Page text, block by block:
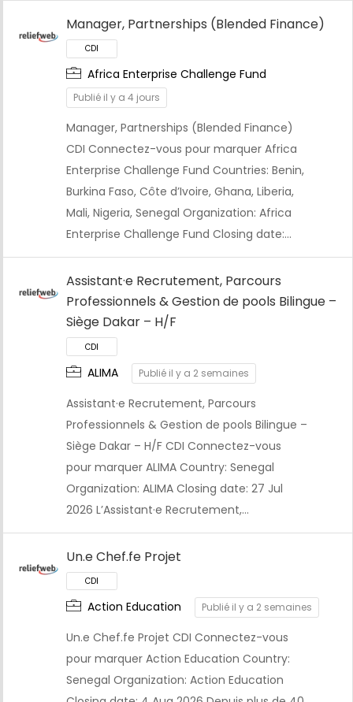
Manager, Partnerships (Blended Finance)
Africa Enterprise Challenge Fund
Publié il y a 4 jours
Manager, Partnerships (Blended Finance)
CDI Connectez-vous pour marquer Africa
Enterprise Challenge Fund Countries: Benin,
Burkina Faso, Côte d’Ivoire, Ghana, Liberia,
Mali, Nigeria, Senegal Organization: Africa
Enterprise Challenge Fund Closing date:…
Assistant·e Recrutement, Parcours
Professionnels & Gestion de pools Bilingue –
Siège Dakar – H/F
ALIMA Publié il y a 2 semaines
Assistant·e Recrutement, Parcours
Professionnels & Gestion de pools Bilingue –
Siège Dakar – H/F CDI Connectez-vous
pour marquer ALIMA Country: Senegal
Organization: ALIMA Closing date: 27 Jul
2026 L’Assistant·e Recrutement,…
Un.e Chef.fe Projet
Action Education Publié il y a 2 semaines
Un.e Chef.fe Projet CDI Connectez-vous
pour marquer Action Education Country:
Senegal Organization: Action Education